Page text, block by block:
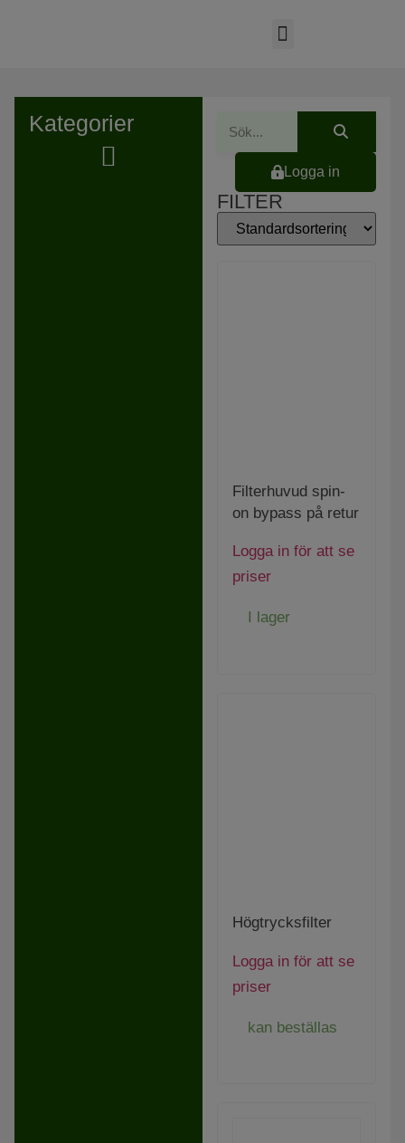
Kategorier
Logga in
FILTER
Filterhuvud spin-
on bypass på retur
Logga in för att se
priser
I lager
Högtrycksfilter
Logga in för att se
priser
kan beställas